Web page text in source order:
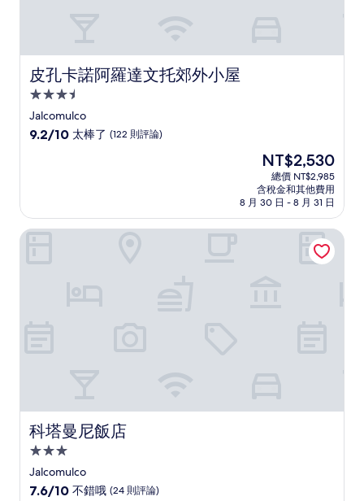
皮孔卡諾阿羅達文托郊外小屋
皮孔卡諾阿羅達文托郊外小屋
3.5
星
級
Jalcomulco
9.2
太
棒
9.2/10 太棒了 (122 則評論)
現
在
價
格
為
NT$2,530
NT$2,530
總價 NT$2,985
含稅金和其他費用
8 月 30 日 - 8 月 31 日
科塔曼尼飯店
科塔曼尼飯店
3.0
星
級
Jalcomulco
7.6
7.6/10 不錯哦 (24 則評論)
科塔曼尼飯店